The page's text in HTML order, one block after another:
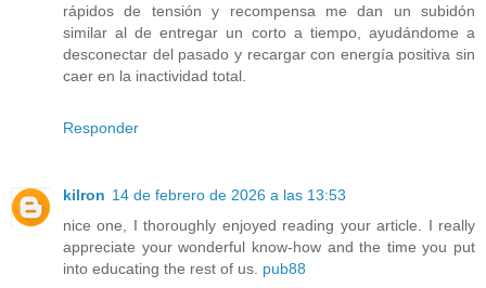
rápidos de tensión y recompensa me dan un subidón
similar al de entregar un corto a tiempo, ayudándome a
desconectar del pasado y recargar con energía positiva sin
caer en la inactividad total.
Responder
kilron 14 de febrero de 2026 a las 13:53
nice one, I thoroughly enjoyed reading your article. I really
appreciate your wonderful know-how and the time you put
into educating the rest of us. pub88